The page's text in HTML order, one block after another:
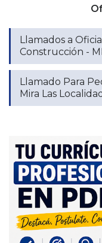
Llamados a
Construcción -
Llamado Para
Mira Las